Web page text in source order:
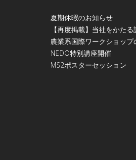
夏期休暇のお知らせ
【再度掲載】当社をかた
農業系国際ワークショップ
NEDO特別講座開催
МS2ポスターセッション